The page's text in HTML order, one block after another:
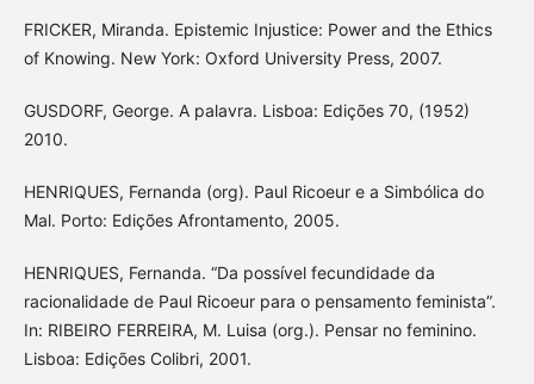
FRICKER, Miranda. Epistemic Injustice: Power and the Ethics
of Knowing. New York: Oxford University Press, 2007.
GUSDORF, George. A palavra. Lisboa: Edições 70, (1952)
2010.
HENRIQUES, Fernanda (org). Paul Ricoeur e a Simbólica do
Mal. Porto: Edições Afrontamento, 2005.
HENRIQUES, Fernanda. “Da possível fecundidade da
racionalidade de Paul Ricoeur para o pensamento feminista”.
In: RIBEIRO FERREIRA, M. Luisa (org.). Pensar no feminino.
Lisboa: Edições Colibri, 2001.